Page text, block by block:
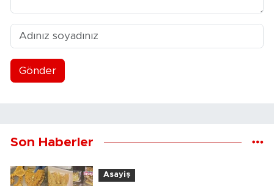
Gönder
Son Haberler
Asayiş